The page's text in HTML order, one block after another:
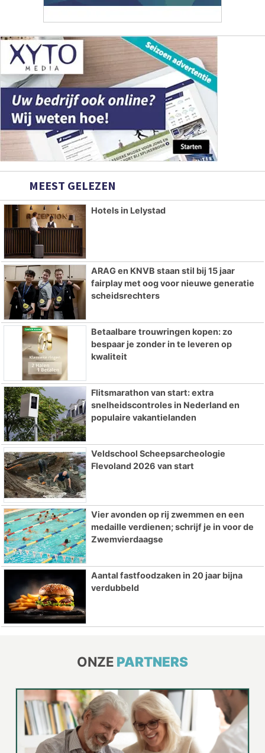
MEEST GELEZEN
Hotels in Lelystad
ARAG en KNVB staan stil bij 15 jaar
fairplay met oog voor nieuwe generatie
scheidsrechters
Betaalbare trouwringen kopen: zo
bespaar je zonder in te leveren op
kwaliteit
Flitsmarathon van start: extra
snelheidscontroles in Nederland en
populaire vakantielanden
Veldschool Scheepsarcheologie
Flevoland 2026 van start
Vier avonden op rij zwemmen en een
medaille verdienen; schrijf je in voor de
Zwemvierdaagse
Aantal fastfoodzaken in 20 jaar bijna
verdubbeld
ONZE PARTNERS